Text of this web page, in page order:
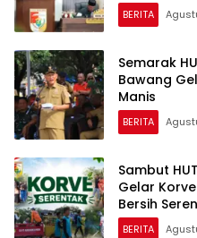
BERITA
Semarak
Bawang
Manis
BERITA
Sambut
Gelar
Bersih
BERITA